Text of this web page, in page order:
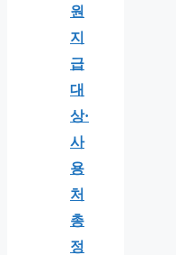
원
지
급
대
상·
사
용
처
총
정